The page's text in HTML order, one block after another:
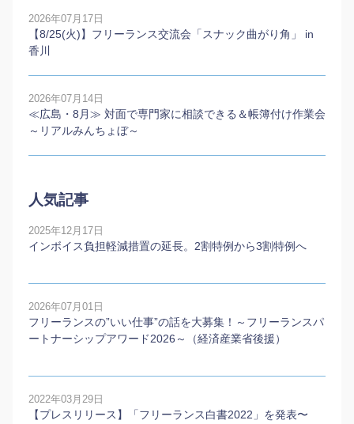
2026年07月17日
【8/25(火)】フリーランス交流会「スナック曲がり角」 in
香川
2026年07月14日
≪広島・8月≫ 対面で専門家に相談できる＆帳簿付け作業会
～リアルみんちょぼ～
人気記事
2025年12月17日
インボイス負担軽減措置の延長。2割特例から3割特例へ
2026年07月01日
フリーランスの”いい仕事”の話を大募集！～フリーランスパ
ートナーシップアワード2026～（経済産業省後援）
2022年03月29日
【プレスリリース】「フリーランス白書2022」を発表〜